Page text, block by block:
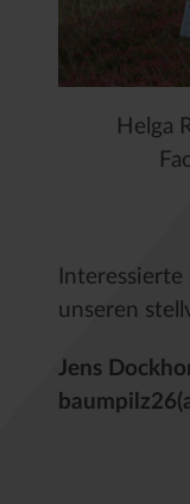
Helga
unseren
Jens